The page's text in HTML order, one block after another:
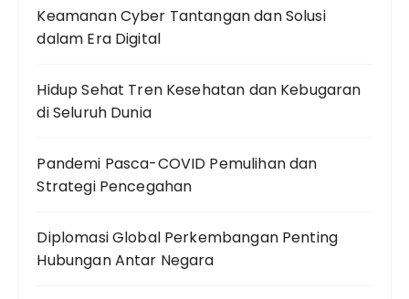
Keamanan Cyber Tantangan dan Solusi
dalam Era Digital
Hidup Sehat Tren Kesehatan dan Kebugaran
di Seluruh Dunia
Pandemi Pasca-COVID Pemulihan dan
Strategi Pencegahan
Diplomasi Global Perkembangan Penting
Hubungan Antar Negara